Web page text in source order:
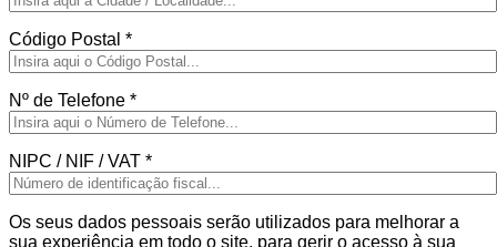
Código Postal *
Nº de Telefone *
NIPC / NIF / VAT *
Os seus dados pessoais serão utilizados para melhorar a
sua experiência em todo o site, para gerir o acesso à sua